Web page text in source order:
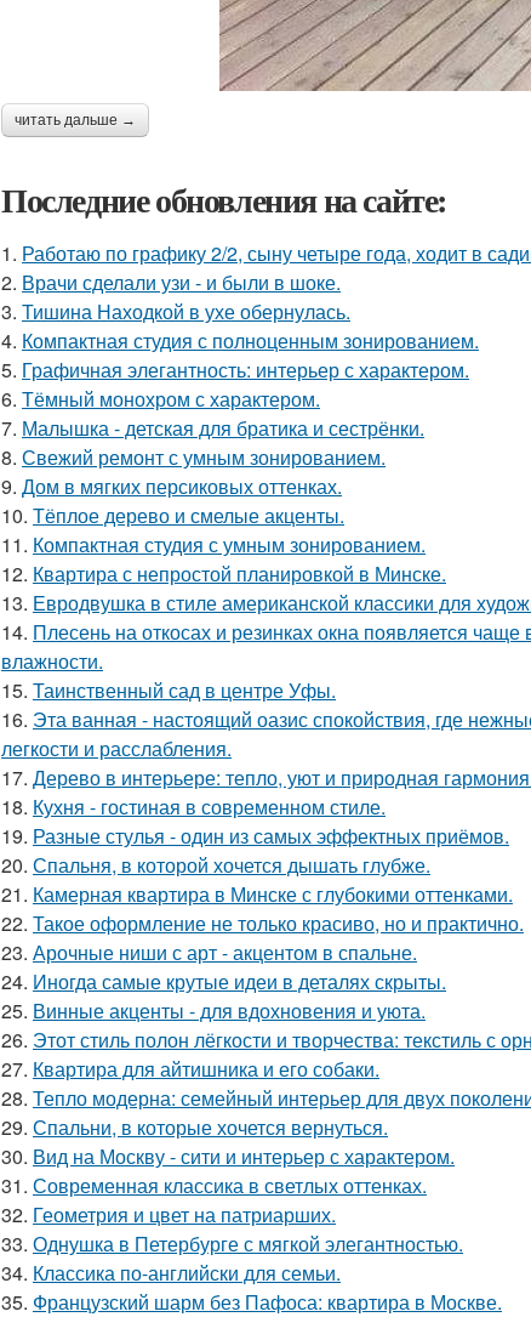
читать дальше →
Последние обновления на сайте:
1. Работаю по графику 2/2, сыну четыре года, ходит в
2. Врачи сделали узи - и были в шоке.
3. Тишина Находкой в ухе обернулась.
4. Компактная студия с полноценным зонированием.
5. Графичная элегантность: интерьер с характером.
6. Тёмный монохром с характером.
7. Малышка - детская для братика и сестрёнки.
8. Свежий ремонт с умным зонированием.
9. Дом в мягких персиковых оттенках.
10. Тёплое дерево и смелые акценты.
11. Компактная студия с умным зонированием.
12. Квартира с непростой планировкой в Минске.
13. Евродвушка в стиле американской классики для
14. Плесень на откосах и резинках окна появляется
влажности.
15. Таинственный сад в центре Уфы.
16. Эта ванная - настоящий оазис спокойствия, где
легкости и расслабления.
17. Дерево в интерьере: тепло, уют и природная
18. Кухня - гостиная в современном стиле.
19. Разные стулья - один из самых эффектных приёмов.
20. Спальня, в которой хочется дышать глубже.
21. Камерная квартира в Минске с глубокими оттенками.
22. Такое оформление не только красиво, но и практично.
23. Арочные ниши с арт - акцентом в спальне.
24. Иногда самые крутые идеи в деталях скрыты.
25. Винные акценты - для вдохновения и уюта.
26. Этот стиль полон лёгкости и творчества: текстиль с
27. Квартира для айтишника и его собаки.
28. Тепло модерна: семейный интерьер для двух
29. Спальни, в которые хочется вернуться.
30. Вид на Москву - сити и интерьер с характером.
31. Современная классика в светлых оттенках.
32. Геометрия и цвет на патриарших.
33. Однушка в Петербурге с мягкой элегантностью.
34. Классика по-английски для семьи.
35. Французский шарм без Пафоса: квартира в Москве.